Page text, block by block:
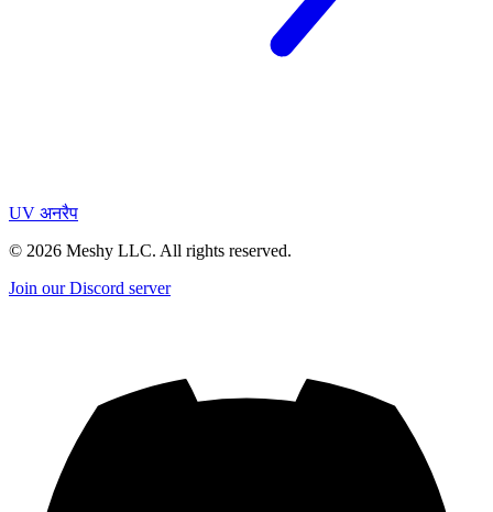
UV अनरैप
© 2026 Meshy LLC. All rights reserved.
Join our Discord server